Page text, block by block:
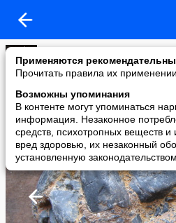
Применяются
Прочитать правила их
Возможны упоминания
В контенте могут упоминаться
информация. Незаконное
средств, психотропных веществ и
вред здоровью, их незаконный
установленную
HenoceDa Че
added a photo
16 Nov в 11:22